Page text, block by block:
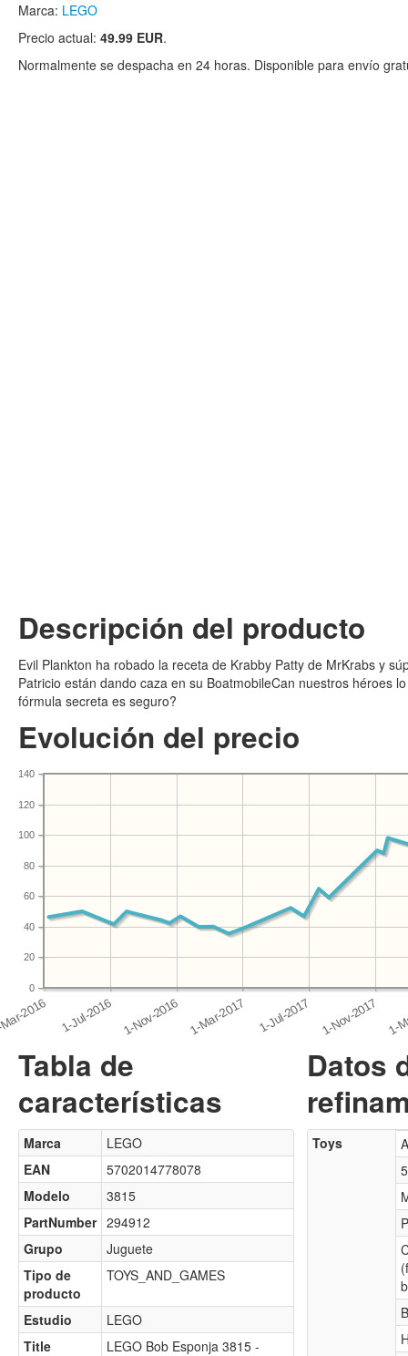
Marca: LEGO
Precio actual: 49.99 EUR.
Normalmente se despacha en 24 horas. Disponible para envío
Descripción del producto
Evil Plankton ha robado la receta de Krabby Patty de MrKrabs y
Patricio están dando caza en su BoatmobileCan nuestros héroes
fórmula secreta es seguro?
Evolución del precio
0
20
40
60
80
100
120
140
Tabla de
características
Marca
LEGO
EAN
5702014778078
Modelo
3815
PartNumber 294912
Grupo
Juguete
Tipo de
producto
TOYS_AND_GAMES
Estudio
LEGO
Title
LEGO Bob Esponja 3815 -
Datos
Toys